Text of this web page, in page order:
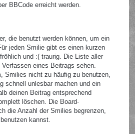
BBCode erreicht werden.
die benutzt werden können, um ein
jeden Smilie gibt es einen kurzen
und :( traurig. Die Liste aller
eines Beitrags sehen.
Smilies nicht zu häufig zu benutzen,
schnell unlesbar machen und ein
deinen Beitrag entsprechend
löschen. Die Board-
die Anzahl der Smilies begrenzen,
kannst.